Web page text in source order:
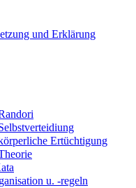
und Erklärung
Ertüchtigung
u. -regeln